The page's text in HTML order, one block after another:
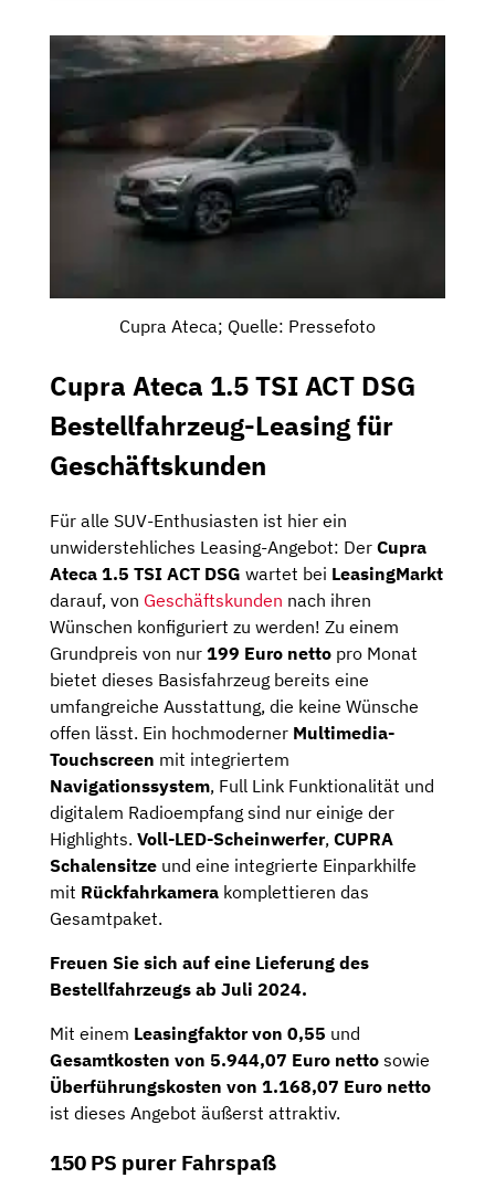
Cupra Ateca; Quelle: Pressefoto
Cupra Ateca 1.5 TSI ACT DSG
Bestellfahrzeug-Leasing für
Geschäftskunden
Für alle SUV-Enthusiasten ist hier ein
unwiderstehliches Leasing-Angebot: Der Cupra
Ateca 1.5 TSI ACT DSG wartet bei LeasingMarkt
darauf, von Geschäftskunden nach ihren
Wünschen konfiguriert zu werden! Zu einem
Grundpreis von nur 199 Euro netto pro Monat
bietet dieses Basisfahrzeug bereits eine
umfangreiche Ausstattung, die keine Wünsche
offen lässt. Ein hochmoderner Multimedia-
Touchscreen mit integriertem
Navigationssystem, Full Link Funktionalität und
digitalem Radioempfang sind nur einige der
Highlights. Voll-LED-Scheinwerfer, CUPRA
Schalensitze und eine integrierte Einparkhilfe
mit Rückfahrkamera komplettieren das
Gesamtpaket.
Freuen Sie sich auf eine Lieferung des
Bestellfahrzeugs ab Juli 2024.
Mit einem Leasingfaktor von 0,55 und
Gesamtkosten von 5.944,07 Euro netto sowie
Überführungskosten von 1.168,07 Euro netto
ist dieses Angebot äußerst attraktiv.
150 PS purer Fahrspaß